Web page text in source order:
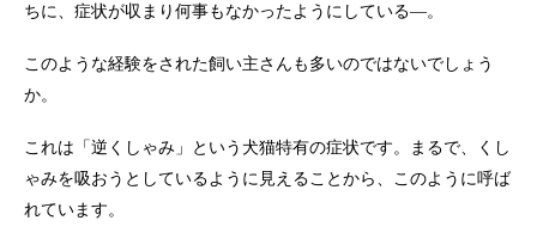
ちに、症状が収まり何事もなかったようにしている―。
このような経験をされた飼い主さんも多いのではないでしょう
か。
これは「逆くしゃみ」という犬猫特有の症状です。まるで、くし
ゃみを吸おうとしているように見えることから、このように呼ば
れています。